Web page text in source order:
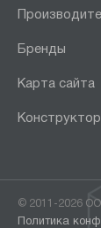
Бренды
Карта сайта
© 2011-2026
Политика